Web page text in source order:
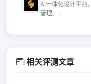
AI一体化设计平台
管理。...
相关评测文章